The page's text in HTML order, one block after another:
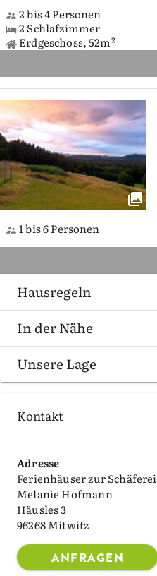
2 bis 4 Personen
2 Schlafzimmer
Erdgeschoss, 52m²
1 bis 6 Personen
Hausregeln
In der Nähe
Unsere Lage
Kontakt
Adresse
Ferienhäuser zur Schäferei
Melanie Hofmann
Häusles 3
96268 Mitwitz
ANFRAGEN